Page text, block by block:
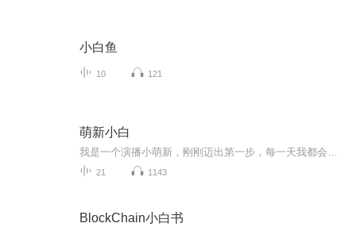
小白鱼
10 121
萌新小白
21 1143
BlockChain小白书